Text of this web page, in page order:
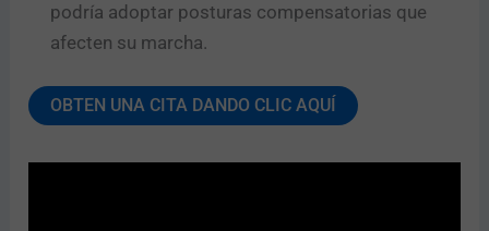
podría adoptar posturas compensatorias que
afecten su marcha.
OBTEN UNA CITA DANDO CLIC AQUÍ